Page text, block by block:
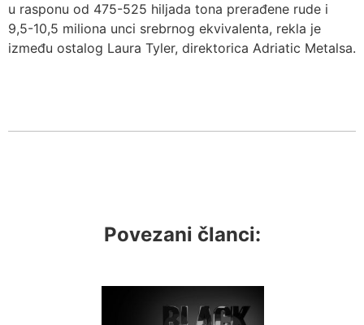
u rasponu od 475-525 hiljada tona prerađene rude i
9,5-10,5 miliona unci srebrnog ekvivalenta, rekla je
između ostalog Laura Tyler, direktorica Adriatic Metalsa.
Povezani članci: